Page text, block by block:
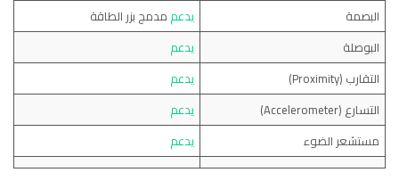
البصمة يدعم مدمج بزر الطاقة
البوصلة
يدعم
التقارب (Proximity)
يدعم
التسارع (Accelerometer)
يدعم
مستشعر الضوء
يدعم